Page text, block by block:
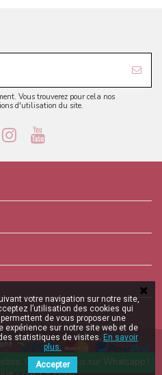
Vous trouverez pour cela nos
d'utilisation du site.
Contactez nous sur Whatsapp !
votre navigation sur notre site,
l’utilisation des cookies qui
de vous proposer une
expérience sur notre site web et de
statistiques de visites. En savoir
plus.
Accepter